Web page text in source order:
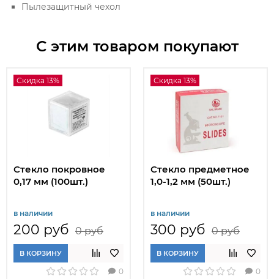
Пылезащитный чехол
С этим товаром покупают
Скидка 13%
Стекло покровное
0,17 мм (100шт.)
в наличии
200 руб 0 руб
В КОРЗИНУ
0
Скидка 13%
Стекло предметное
1,0-1,2 мм (50шт.)
в наличии
300 руб 0 руб
В КОРЗИНУ
0